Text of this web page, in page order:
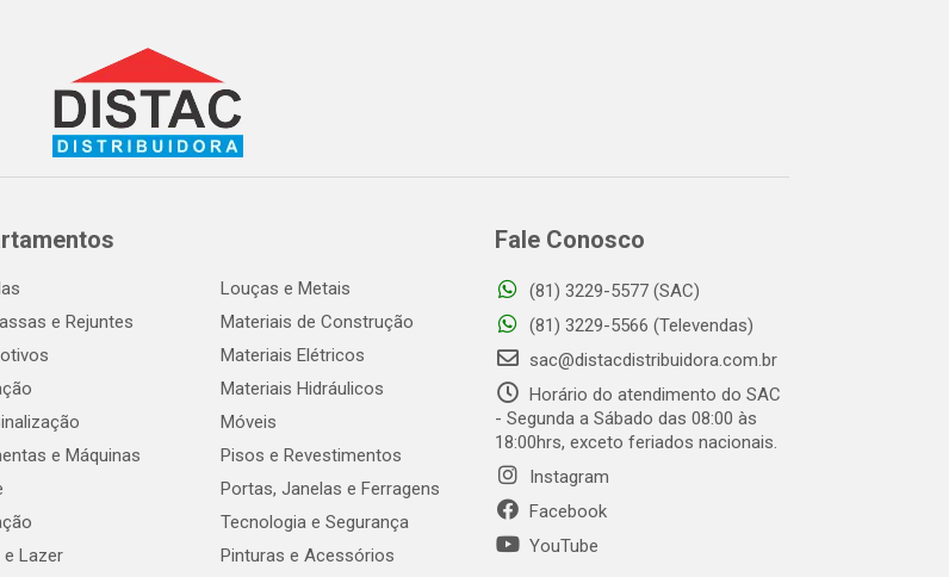
e Rejuntes
e Máquinas
Lazer
Louças e Metais
Materiais de Construção
Materiais Elétricos
Materiais Hidráulicos
Móveis
Pisos e Revestimentos
Portas, Janelas e Ferragens
Tecnologia e Segurança
Pinturas e Acessórios
Fale Conosco
(81) 3229-5577 (SAC)
(81) 3229-5566 (Televendas)
sac@distacdistribuidora.com.br
Horário do atendimento do SAC
- Segunda a Sábado das 08:00 às
18:00hrs, exceto feriados nacionais.
Instagram
Facebook
YouTube